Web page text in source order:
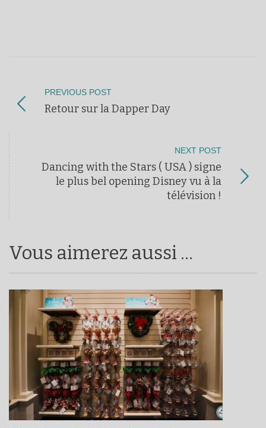
PREVIOUS POST
Retour sur la Dapper Day
NEXT POST
Dancing with the Stars ( USA ) signe
le plus bel opening Disney vu à la
télévision !
Vous aimerez aussi ...